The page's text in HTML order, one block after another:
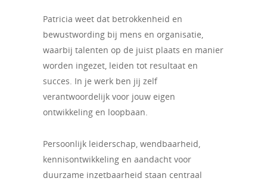
Patricia weet dat betrokkenheid en
bewustwording bij mens en organisatie,
waarbij talenten op de juist plaats en manier
worden ingezet, leiden tot resultaat en
succes. In je werk ben jij zelf
verantwoordelijk voor jouw eigen
ontwikkeling en loopbaan.
Persoonlijk leiderschap, wendbaarheid,
kennisontwikkeling en aandacht voor
duurzame inzetbaarheid staan centraal